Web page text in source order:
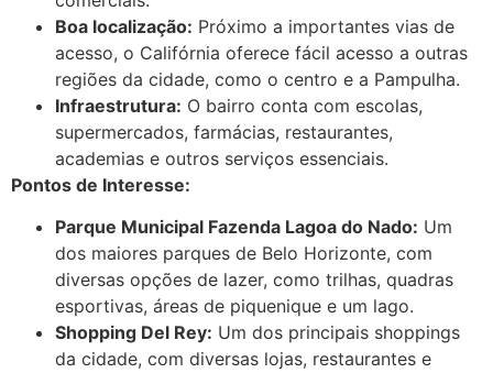
Boa localização: Próximo a importantes vias de
acesso, o Califórnia oferece fácil acesso a outras
regiões da cidade, como o centro e a Pampulha.
Infraestrutura: O bairro conta com escolas,
supermercados, farmácias, restaurantes,
academias e outros serviços essenciais.
Pontos de Interesse:
Parque Municipal Fazenda Lagoa do Nado: Um
dos maiores parques de Belo Horizonte, com
diversas opções de lazer, como trilhas, quadras
esportivas, áreas de piquenique e um lago.
Shopping Del Rey: Um dos principais shoppings
da cidade, com diversas lojas, restaurantes e